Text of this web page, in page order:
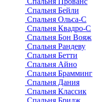
Спальня Бейли
Спальня Ольса-С
Спальня Квадро-С
Спальня Бон Вояж
Спальня Рандеву
Спальня Бетти
Спальня Айно
Спальня Брамминг
Спальня Дания
Спальня Классик
Спальня Бридж